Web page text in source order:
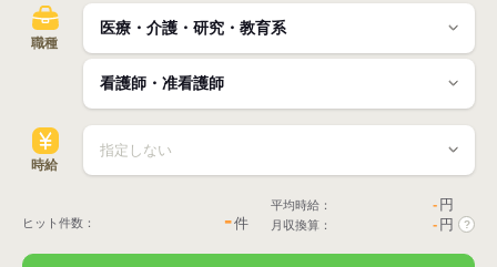
職種
時給
ヒット件数： -件
平均時給： - 円
月収換算： - 円 ?